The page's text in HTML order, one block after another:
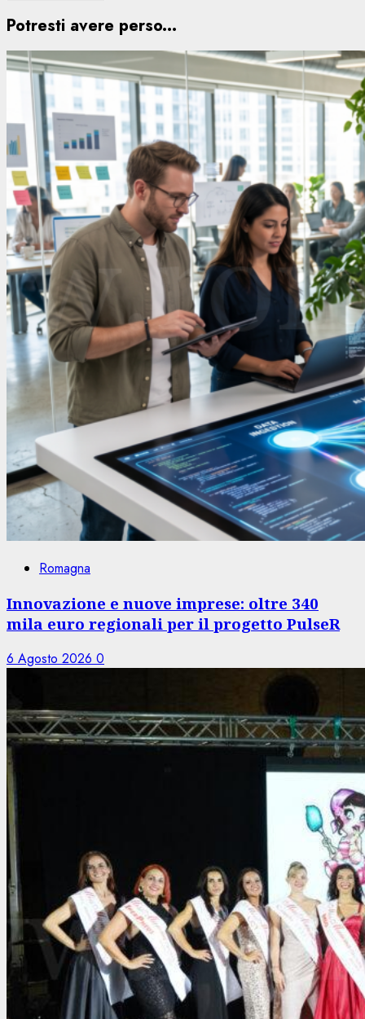
Potresti avere perso...
Romagna
Innovazione e nuove imprese: oltre 340
mila euro regionali per il progetto PulseR
6 Agosto 2026 0